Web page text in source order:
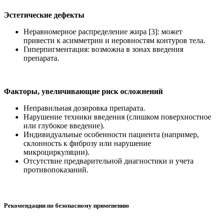
Эстетические дефекты
Неравномерное распределение жира [3]: может
привести к асимметрии и неровностям контуров тела.
Гиперпигментация: возможна в зонах введения
препарата.
Факторы, увеличивающие риск осложнений
Неправильная дозировка препарата.
Нарушение техники введения (слишком поверхностное
или глубокое введение).
Индивидуальные особенности пациента (например,
склонность к фиброзу или нарушение
микроциркуляции).
Отсутствие предварительной диагностики и учета
противопоказаний.
Рекомендации по безопасному применению